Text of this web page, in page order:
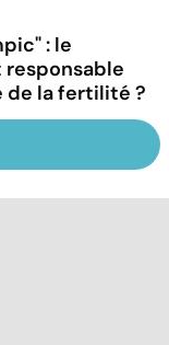
: le
de la fertilité ?